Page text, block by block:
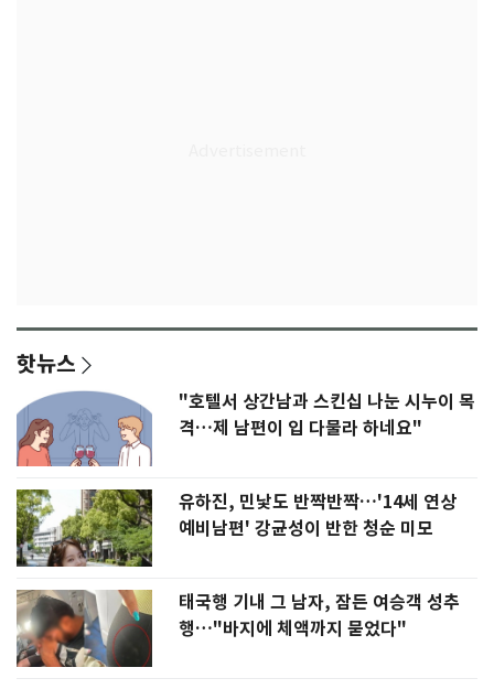
핫뉴스
"호텔서 상간남과 스킨십 나눈 시누이 목
격…제 남편이 입 다물라 하네요"
유하진, 민낯도 반짝반짝…'14세 연상
예비남편' 강균성이 반한 청순 미모
태국행 기내 그 남자, 잠든 여승객 성추
행…"바지에 체액까지 묻었다"